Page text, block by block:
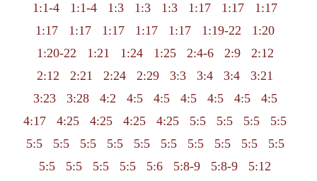
1:1-4
1:1-4 1:3 1:3 1:3 1:17 1:17
1:17
1:17
1:17 1:17 1:17 1:17 1:19-22
1:20
1:20-22
1:21 1:24 1:25 2:4-6 2:9
2:12
2:12
2:21 2:24 2:29 3:3 3:4 3:4
3:21
3:23
3:28 4:2 4:5 4:5 4:5 4:5 4:5
4:5
4:17
4:25 4:25 4:25 4:25 5:5 5:5 5:5
5:5
5:5
5:5 5:5 5:5 5:5 5:5 5:5 5:5 5:5
5:5
5:5
5:5 5:5 5:5 5:6 5:8-9 5:8-9
5:12